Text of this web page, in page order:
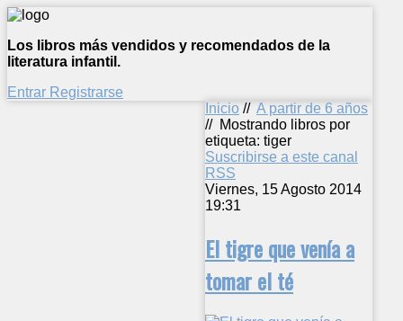
Los libros más vendidos y recomendados de la
literatura infantil.
Entrar Registrarse
Inicio // A partir de 6 años
// Mostrando libros por
etiqueta: tiger
Suscribirse a este canal
RSS
Viernes, 15 Agosto 2014
19:31
El tigre que venía a
tomar el té